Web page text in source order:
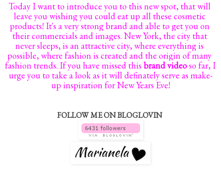
Today I want to introduce you to this new spot, that will
leave you wishing you could eat up all these cosmetic
products! It's a very strong brand and able to get you on
their commercials and images. New York, the city that
never sleeps, is an attractive city, where everything is
possible, where fashion is created and the origin of many
fashion trends. If you have missed this brand video so far, I
urge you to take a look as it will definately serve as make-
up inspiration for New Years Eve!
FOLLOW ME ON BLOGLOVIN